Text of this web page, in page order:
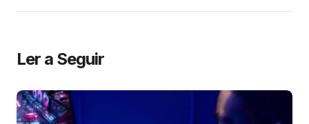
Ler a Seguir